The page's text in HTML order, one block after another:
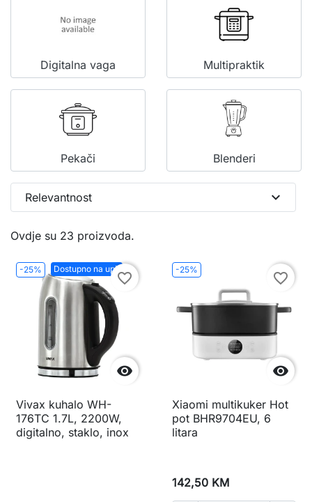
Digitalna vaga Multipraktik
Pekači Blenderi
Ovdje su 23 proizvoda.
Relevantnost expand_more
-25% Dostupno na upit

favorite_border
Vivax kuhalo WH-
176TC 1.7L, 2200W,
digitalno, staklo, inox
-25%

favorite_border
Xiaomi multikuker Hot
pot BHR9704EU, 6
litara
142,50 KM